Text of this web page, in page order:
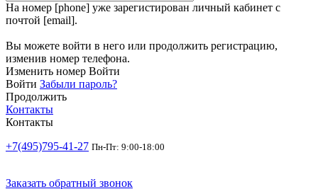
На номер [phone] уже зарегистирован личный кабинет с
почтой [email].
Вы можете войти в него или продолжить регистрацию,
изменив номер телефона.
Изменить номер Войти
Войти Забыли пароль?
Продолжить
Контакты
Контакты
+7(495)795-41-27 Пн-Пт: 9:00-18:00
Заказать обратный звонок